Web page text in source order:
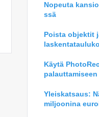
Nopeuta
ssä
Poista objektit
Käytä
palauttamiseen
Yleiskatsaus:
miljoonina